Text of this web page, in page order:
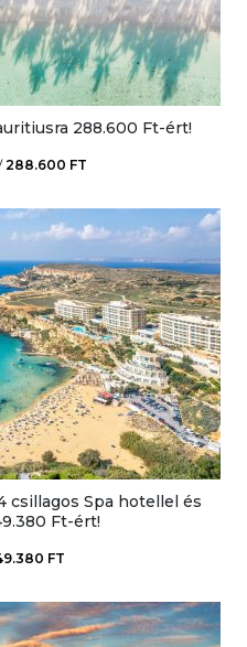
288.600 Ft-ért!
288.600 FT
csillagos Spa hotellel és
Ft-ért!
FT